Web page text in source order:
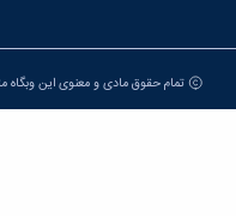
تمام حقوق مادی و معنوی این